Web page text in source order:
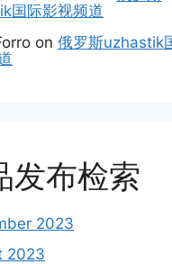
国际影视频道
on 俄罗斯uzhastik
发布检索
2023
2023